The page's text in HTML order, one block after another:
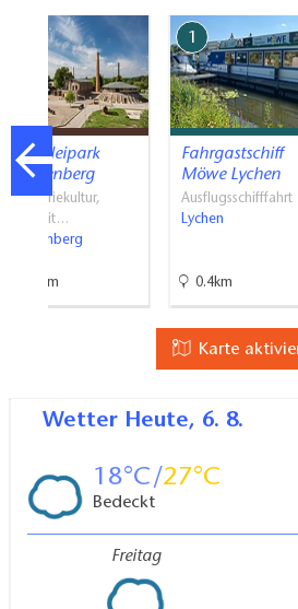
Ziegeleipark
Mildenberg
Industriekultur,
Freizeit…
Mildenberg
19km
1
Fahrgastschiff
Möwe Lychen
Ausflugsschifffahrt
Lychen
0.4km
Karte
Wetter Heute, 6. 8.
18 27
Bedeckt
Freitag